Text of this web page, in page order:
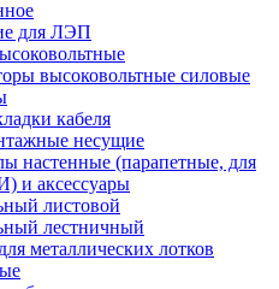
для ЛЭП
высоковольтные силовые
кабеля
несущие
настенные (парапетные, для
и аксессуары
листовой
лестничный
металлических лотков